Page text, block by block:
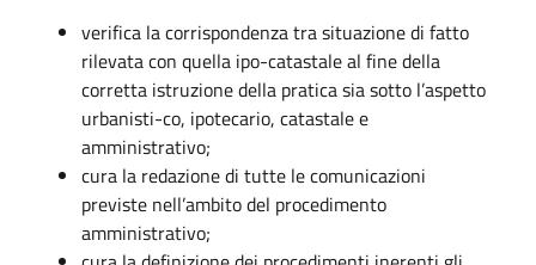
verifica la corrispondenza tra situazione di fatto
rilevata con quella ipo-catastale al fine della
corretta istruzione della pratica sia sotto l’aspetto
urbanisti-co, ipotecario, catastale e
amministrativo;
cura la redazione di tutte le comunicazioni
previste nell’ambito del procedimento
amministrativo;